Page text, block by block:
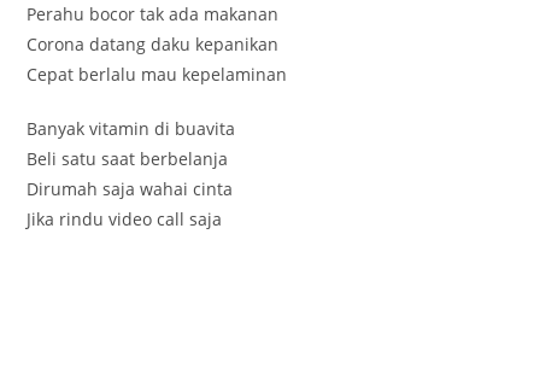
Perahu bocor tak ada makanan
Corona datang daku kepanikan
Cepat berlalu mau kepelaminan
Banyak vitamin di buavita
Beli satu saat berbelanja
Dirumah saja wahai cinta
Jika rindu video call saja